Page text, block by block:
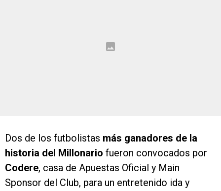
Dos de los futbolistas más ganadores de la
historia del Millonario fueron convocados por
Codere, casa de Apuestas Oficial y Main
Sponsor del Club, para un entretenido ida y